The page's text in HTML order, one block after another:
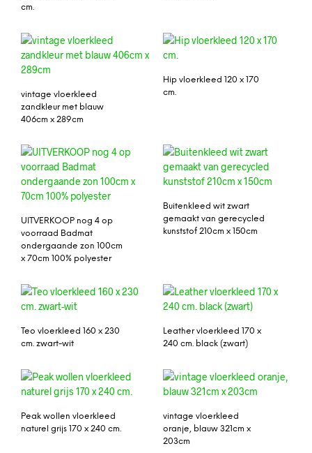
cm.
vintage vloerkleed
zandkleur met blauw
406cm x 289cm
Hip vloerkleed 120 x 170
cm.
UITVERKOOP nog 4 op
voorraad Badmat
ondergaande zon 100cm
x 70cm 100% polyester
Buitenkleed wit zwart
gemaakt van gerecycled
kunststof 210cm x 150cm
Teo vloerkleed 160 x 230
cm. zwart-wit
Leather vloerkleed 170 x
240 cm. black (zwart)
Peak wollen vloerkleed
naturel grijs 170 x 240 cm.
vintage vloerkleed
oranje, blauw 321cm x
203cm